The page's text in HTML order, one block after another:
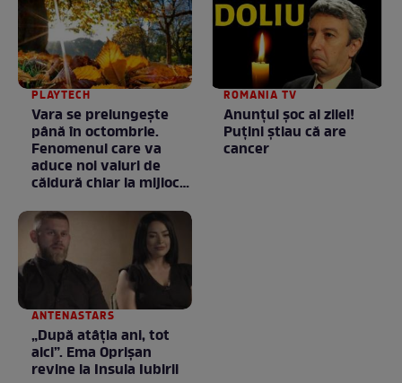
PLAYTECH
Vara se prelungeşte
până în octombrie.
Fenomenul care va
aduce noi valuri de
căldură chiar la mijlocul
ROMANIA TV
Anunţul şoc al zilei!
Puţini ştiau că are
cancer
ANTENASTARS
„După atâția ani, tot
aici”. Ema Oprișan
revine la Insula Iubirii